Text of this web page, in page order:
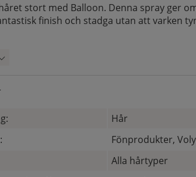
stort med Balloon. Denna spray ger
finish och stadga utan att varken
Hår
Fönprodukter,
Alla hårtyper